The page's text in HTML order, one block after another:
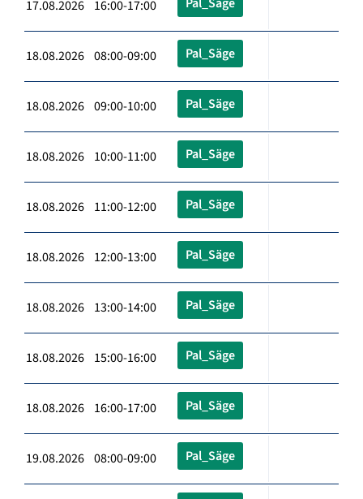
17.08.2026 16:00-17:00
18.08.2026 08:00-09:00 Pal_Säge
18.08.2026 09:00-10:00 Pal_Säge
18.08.2026 10:00-11:00 Pal_Säge
18.08.2026 11:00-12:00 Pal_Säge
18.08.2026 12:00-13:00 Pal_Säge
18.08.2026 13:00-14:00 Pal_Säge
18.08.2026 15:00-16:00 Pal_Säge
18.08.2026 16:00-17:00 Pal_Säge
19.08.2026 08:00-09:00 Pal_Säge